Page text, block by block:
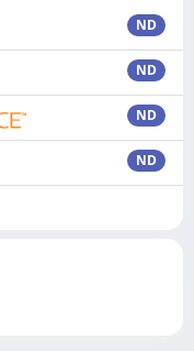
ND
ND
ND
ND